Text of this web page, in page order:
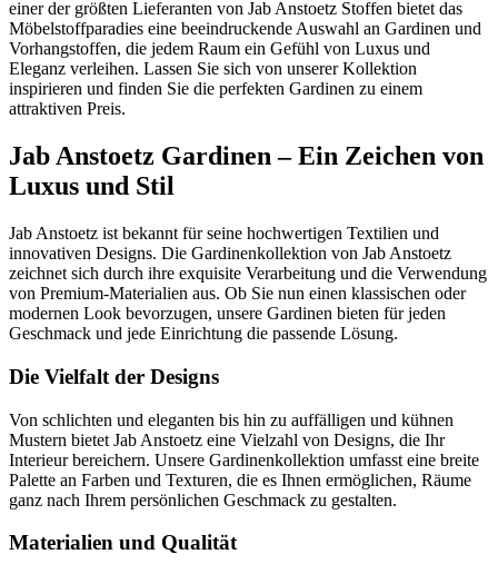
einer der größten Lieferanten von Jab Anstoetz Stoffen bietet das
Möbelstoffparadies eine beeindruckende Auswahl an Gardinen und
Vorhangstoffen, die jedem Raum ein Gefühl von Luxus und
Eleganz verleihen. Lassen Sie sich von unserer Kollektion
inspirieren und finden Sie die perfekten Gardinen zu einem
attraktiven Preis.
Jab Anstoetz Gardinen – Ein Zeichen von
Luxus und Stil
Jab Anstoetz ist bekannt für seine hochwertigen Textilien und
innovativen Designs. Die Gardinenkollektion von Jab Anstoetz
zeichnet sich durch ihre exquisite Verarbeitung und die Verwendung
von Premium-Materialien aus. Ob Sie nun einen klassischen oder
modernen Look bevorzugen, unsere Gardinen bieten für jeden
Geschmack und jede Einrichtung die passende Lösung.
Die Vielfalt der Designs
Von schlichten und eleganten bis hin zu auffälligen und kühnen
Mustern bietet Jab Anstoetz eine Vielzahl von Designs, die Ihr
Interieur bereichern. Unsere Gardinenkollektion umfasst eine breite
Palette an Farben und Texturen, die es Ihnen ermöglichen, Räume
ganz nach Ihrem persönlichen Geschmack zu gestalten.
Materialien und Qualität